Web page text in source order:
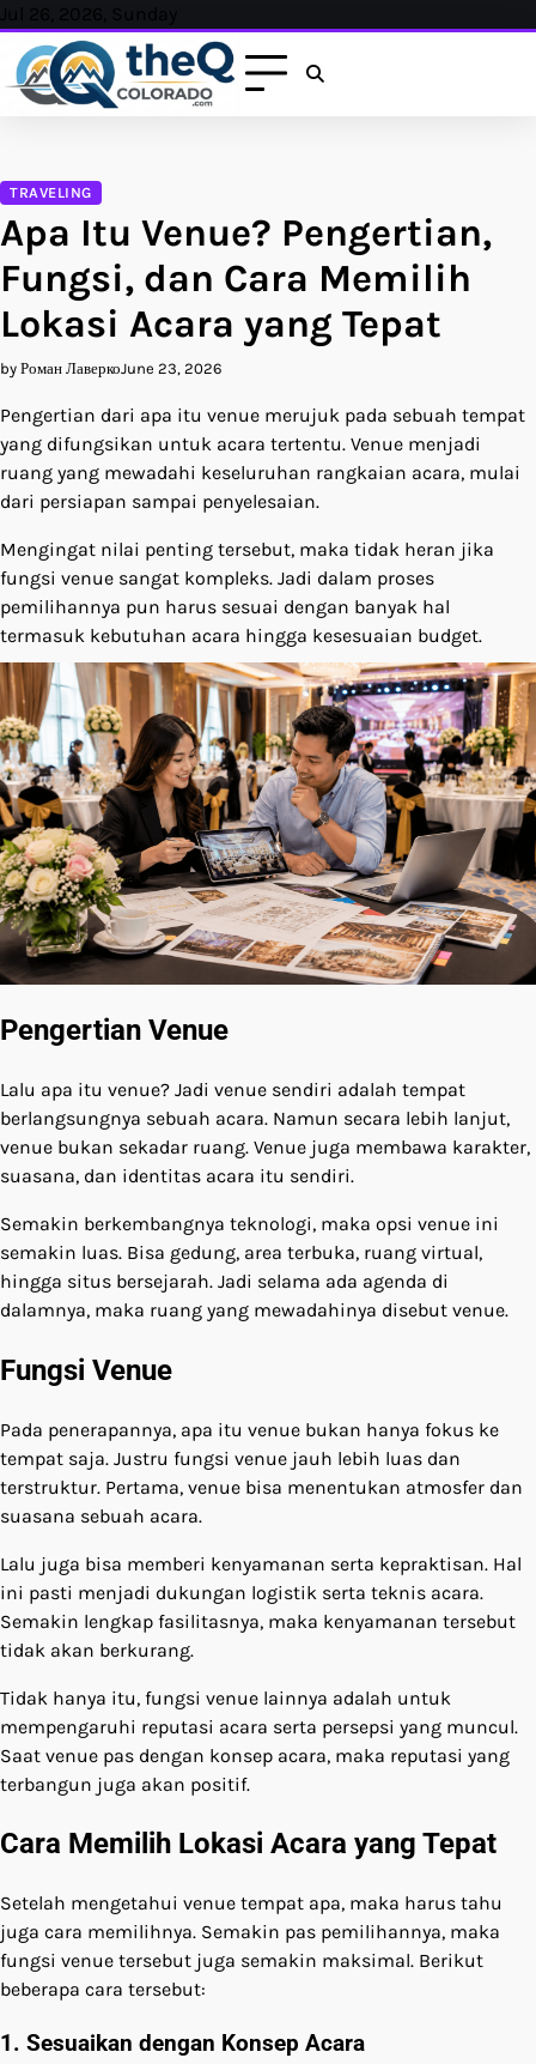
Skip
content
Jul 26, 2026, Sunday
TRAVELING
Apa Itu Venue? Pengertian,
Fungsi, dan Cara Memilih
Lokasi Acara yang Tepat
by Роман ЛаверкоJune 23, 2026
Pengertian dari apa itu venue merujuk pada sebuah tempat
yang difungsikan untuk acara tertentu. Venue menjadi
ruang yang mewadahi keseluruhan rangkaian acara, mulai
dari persiapan sampai penyelesaian.
Mengingat nilai penting tersebut, maka tidak heran jika
fungsi venue sangat kompleks. Jadi dalam proses
pemilihannya pun harus sesuai dengan banyak hal
termasuk kebutuhan acara hingga kesesuaian budget.
Pengertian Venue
Lalu apa itu venue? Jadi venue sendiri adalah tempat
berlangsungnya sebuah acara. Namun secara lebih lanjut,
venue bukan sekadar ruang. Venue juga membawa karakter,
suasana, dan identitas acara itu sendiri.
Semakin berkembangnya teknologi, maka opsi venue ini
semakin luas. Bisa gedung, area terbuka, ruang virtual,
hingga situs bersejarah. Jadi selama ada agenda di
dalamnya, maka ruang yang mewadahinya disebut venue.
Fungsi Venue
Pada penerapannya, apa itu venue bukan hanya fokus ke
tempat saja. Justru fungsi venue jauh lebih luas dan
terstruktur. Pertama, venue bisa menentukan atmosfer dan
suasana sebuah acara.
Lalu juga bisa memberi kenyamanan serta kepraktisan. Hal
ini pasti menjadi dukungan logistik serta teknis acara.
Semakin lengkap fasilitasnya, maka kenyamanan tersebut
tidak akan berkurang.
Tidak hanya itu, fungsi venue lainnya adalah untuk
mempengaruhi reputasi acara serta persepsi yang muncul.
Saat venue pas dengan konsep acara, maka reputasi yang
terbangun juga akan positif.
Cara Memilih Lokasi Acara yang Tepat
Setelah mengetahui venue tempat apa, maka harus tahu
juga cara memilihnya. Semakin pas pemilihannya, maka
fungsi venue tersebut juga semakin maksimal. Berikut
beberapa cara tersebut:
1. Sesuaikan dengan Konsep Acara